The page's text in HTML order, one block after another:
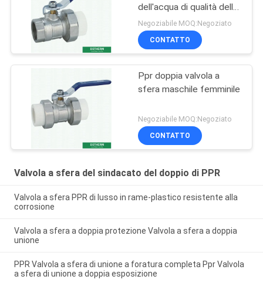
dell'acqua di qualità della
valvola a sfera femminile
d'ottone del sindacato
forte
Negoziabile MOQ:Negoziato
CONTATTO
Ppr doppia valvola a
sfera maschile femminile
Negoziabile MOQ:Negoziato
CONTATTO
Valvola a sfera del sindacato del doppio di PPR
Valvola a sfera PPR di lusso in rame-plastico resistente alla
corrosione
Valvola a sfera a doppia protezione Valvola a sfera a doppia
unione
PPR Valvola a sfera di unione a foratura completa Ppr Valvola
a sfera di unione a doppia esposizione